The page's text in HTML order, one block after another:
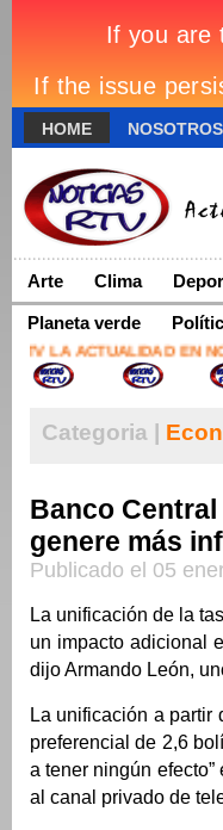
HOME NOSOTROS
Arte Clima
Planeta verde
LA ACTUALIDAD EN
Categoria |
Banco
genere más
Publicado el 05
La unificación de la
un impacto adicional
dijo Armando León,
La unificación a partir
preferencial de 2,6
a tener ningún
al canal privado de